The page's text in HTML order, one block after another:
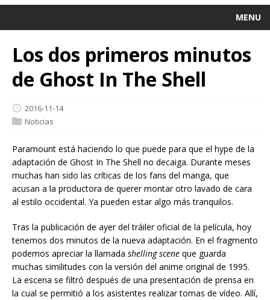
MENU
Los dos primeros minutos
de Ghost In The Shell
2016-11-14
Noticias
Paramount está haciendo lo que puede para que el hype de la
adaptación de Ghost In The Shell no decaiga. Durante meses
muchas han sido las críticas de los fans del manga, que
acusan a la productora de querer montar otro lavado de cara
al estilo occidental. Ya pueden estar algo más tranquilos.
Tras la publicación de ayer del tráiler oficial de la película, hoy
tenemos dos minutos de la nueva adaptación. En el fragmento
podemos apreciar la llamada shelling scene que guarda
muchas similitudes con la versión del anime original de 1995.
La escena se filtró después de una presentación de prensa en
la cual se permitió a los asistentes realizar tomas de vídeo. Allí,